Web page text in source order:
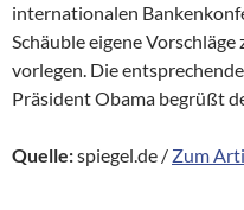
internationalen
Schäuble eigene
vorlegen. Die
Präsident Obama begrüßt
Quelle:spiegel.de / Zum